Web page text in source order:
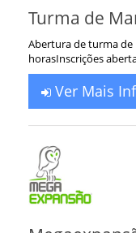
Turma de
Abertura de turma de
horasInscrições
Ver Mais